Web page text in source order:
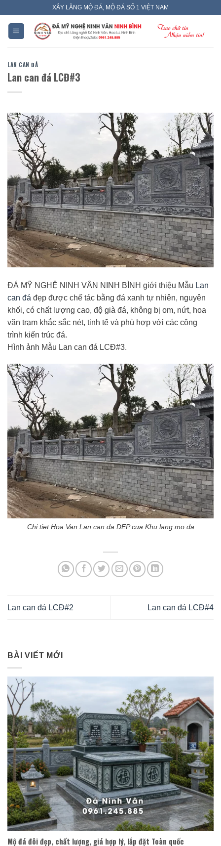
content
XÂY LĂNG MỘ ĐÁ, MỘ ĐÁ SỐ 1 VIỆT NAM
LAN CAN ĐÁ
Lan can đá LCĐ#3
ĐÁ MỸ NGHỆ NINH VÂN NINH BÌNH giới thiệu Mẫu Lan
can đá đẹp được chế tác bằng đá xanh tự nhiên, nguyên
khối, có chất lượng cao, độ già đá, không bị om, nứt, hoa
văn trạm khắc sắc nét, tinh tế và phù hợp với các công
trình kiến trúc đá.
Hình ảnh Mẫu Lan can đá LCĐ#3.
Chi tiet Hoa Van Lan can da DEP cua Khu lang mo da
Lan can đá LCĐ#2 Lan can đá LCĐ#4
BÀI VIẾT MỚI
Mộ đá đôi đẹp, chất lượng, giá hợp lý, lắp đặt Toàn quốc